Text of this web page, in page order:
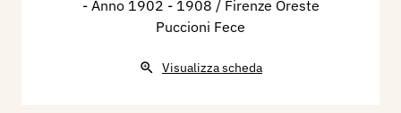
- Anno 1902 - 1908 / Firenze Oreste
Puccioni Fece
Visualizza scheda